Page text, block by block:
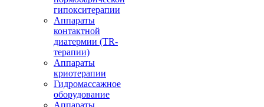
гипокситерапии
Аппараты
контактной
диатермии (TR-
терапии)
Аппараты
криотерапии
Гидромассажное
оборудование
Аппараты